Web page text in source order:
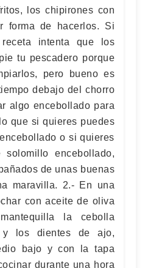
los chipirones con
forma de hacerlos. Si
intenta que los
tu pescadero porque
pero bueno es
debajo del chorro
algo encebollado para
que si quieres puedes
o si quieres
encebollado,
de unas buenas
maravilla. 2.- En una
con aceite de oliva
la cebolla
y los dientes de ajo,
bajo y con la tapa
durante una hora